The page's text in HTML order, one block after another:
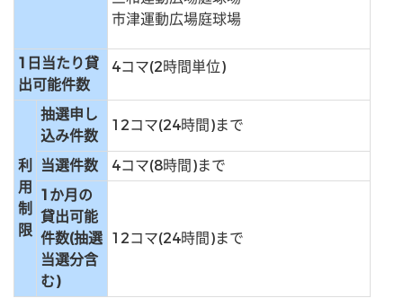
市津運動広場庭球場
1日当たり貸
出可能件数
4コマ(2時間単位)
利
用
制
限
抽選申し
込み件数
12コマ(24時間)まで
当選件数
4コマ(8時間)まで
1か月の
貸出可能
件数(抽選
当選分含
む)
12コマ(24時間)まで